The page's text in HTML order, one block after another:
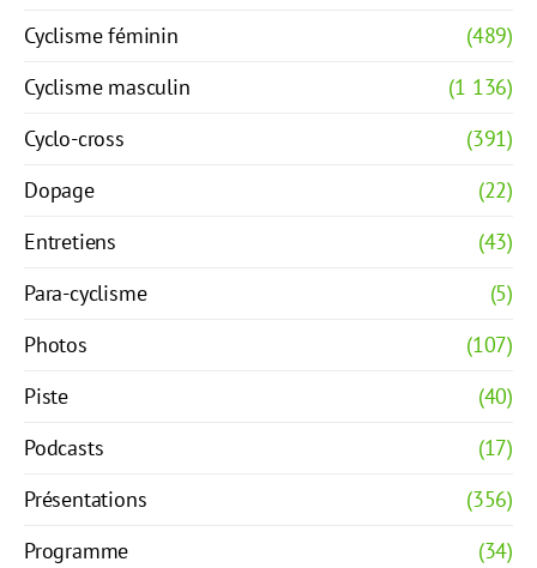
Cyclisme féminin
(489)
Cyclisme masculin
(1 136)
Cyclo-cross
(391)
Dopage
(22)
Entretiens
(43)
Para-cyclisme
(5)
Photos
(107)
Piste
(40)
Podcasts
(17)
Présentations
(356)
Programme
(34)